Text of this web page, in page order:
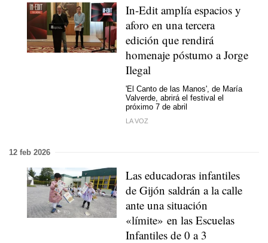
In-Edit amplía espacios y
aforo en una tercera
edición que rendirá
homenaje póstumo a Jorge
Ilegal
'El Canto de las Manos', de María
Valverde, abrirá el festival el
próximo 7 de abril
LA VOZ
12 feb 2026
Las educadoras infantiles
de Gijón saldrán a la calle
ante una situación
«límite» en las Escuelas
Infantiles de 0 a 3